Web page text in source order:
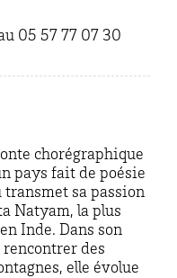
05 57 77 07 30
chorégraphique
pays fait de poésie
sa passion
Natyam, la plus
Inde. Dans son
des
elle évolue